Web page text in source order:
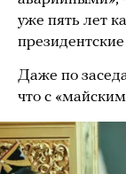
уже пять лет
Даже по
что с